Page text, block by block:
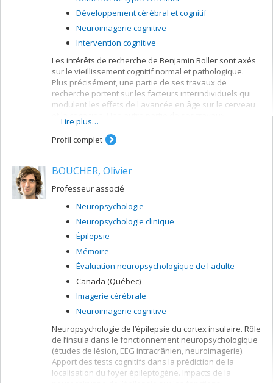
Développement cérébral et cognitif
Neuroimagerie cognitive
Intervention cognitive
Les intérêts de recherche de Benjamin Boller sont axés
sur le vieillissement cognitif normal et pathologique.
Plus précisément, une partie de ses travaux de
recherche portent sur les facteurs interindividuels qui
modulent les effets de l'avancée en âge sur le cerveau
s'intéresse au développement d'interventions
cognitives préventives du déclin des capacités
cognitives, aux effets de ces interventions au niveau
qui pourraient amplifier ces effets tels que le niveau de
virtuelle lors des interventions.
Lire plus…
Profil complet
BOUCHER, Olivier
Professeur associé
Neuropsychologie
Neuropsychologie clinique
Épilepsie
Mémoire
Évaluation neuropsychologique de l'adulte
Canada (Québec)
Imagerie cérébrale
Neuroimagerie cognitive
Neuropsychologie de l’épilepsie du cortex insulaire. Rôle
de l’insula dans le fonctionnement neuropsychologique
(études de lésion, EEG intracrânien, neuroimagerie).
Apport des tests cognitifs dans la prédiction de la
localisation du foyer épileptogène. Impacts de la